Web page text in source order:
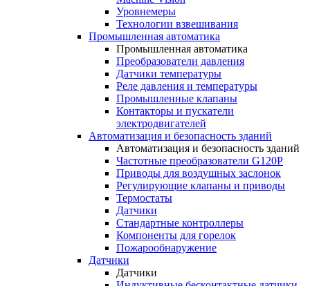
Уровнемеры
Технологии взвешивания
Промышленная автоматика
Промышленная автоматика
Преобразователи давления
Датчики температуры
Реле давления и температуры
Промышленные клапаны
Контакторы и пускатели
электродвигателей
Автоматизация и безопасность зданий
Автоматизация и безопасность зданий
Частотные преобразователи G120P
Приводы для воздушных заслонок
Регулирующие клапаны и приводы
Термостаты
Датчики
Стандартные контроллеры
Компоненты для горелок
Пожарообнаружение
Датчики
Датчики